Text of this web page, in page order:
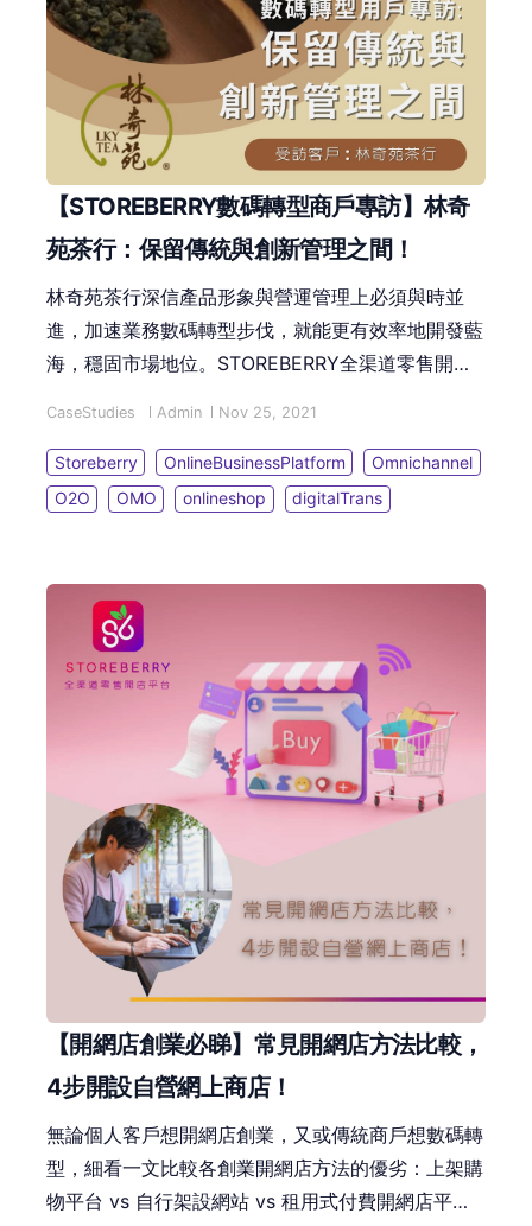
【STOREBERRY數碼轉型商戶專訪】林奇
苑茶行：保留傳統與創新管理之間！
林奇苑茶行深信產品形象與營運管理上必須與時並
進，加速業務數碼轉型步伐，就能更有效率地開發藍
海，穩固市場地位。STOREBERRY全渠道零售開店
CaseStudies Admin Nov 25, 2021
Storeberry OnlineBusinessPlatform
Omnichannel
O2O
OMO onlineshop digitalTrans
【開網店創業必睇】常見開網店方法比較，
4步開設自營網上商店！
無論個人客戶想開網店創業，又或傳統商戶想數碼轉
型，細看一文比較各創業開網店方法的優劣：上架購
物平台 vs 自行架設網站 vs 租用式付費開網店平